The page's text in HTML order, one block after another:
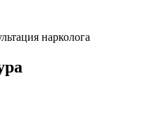
нарколога